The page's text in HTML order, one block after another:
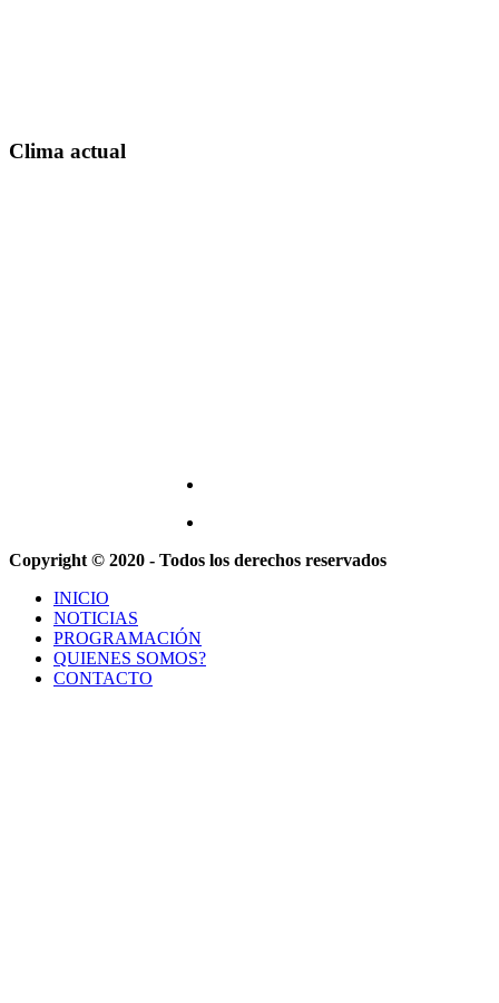
Clima actual
Copyright © 2020 - Todos los derechos reservados
INICIO
NOTICIAS
PROGRAMACIÓN
QUIENES SOMOS?
CONTACTO